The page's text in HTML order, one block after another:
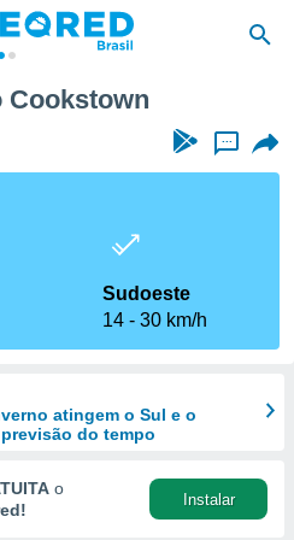
Cookstown
...
Sudoeste
14
30 km/h
atingem o Sul e o
do tempo
o
Instalar